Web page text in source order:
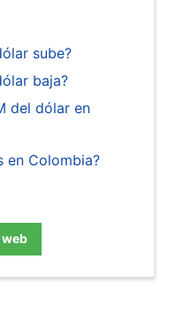
sube?
baja?
del dólar en
en Colombia?